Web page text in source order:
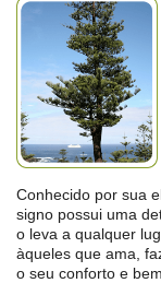
Conhecido por sua
signo possui uma
o leva a qualquer
àqueles que ama,
o seu conforto e